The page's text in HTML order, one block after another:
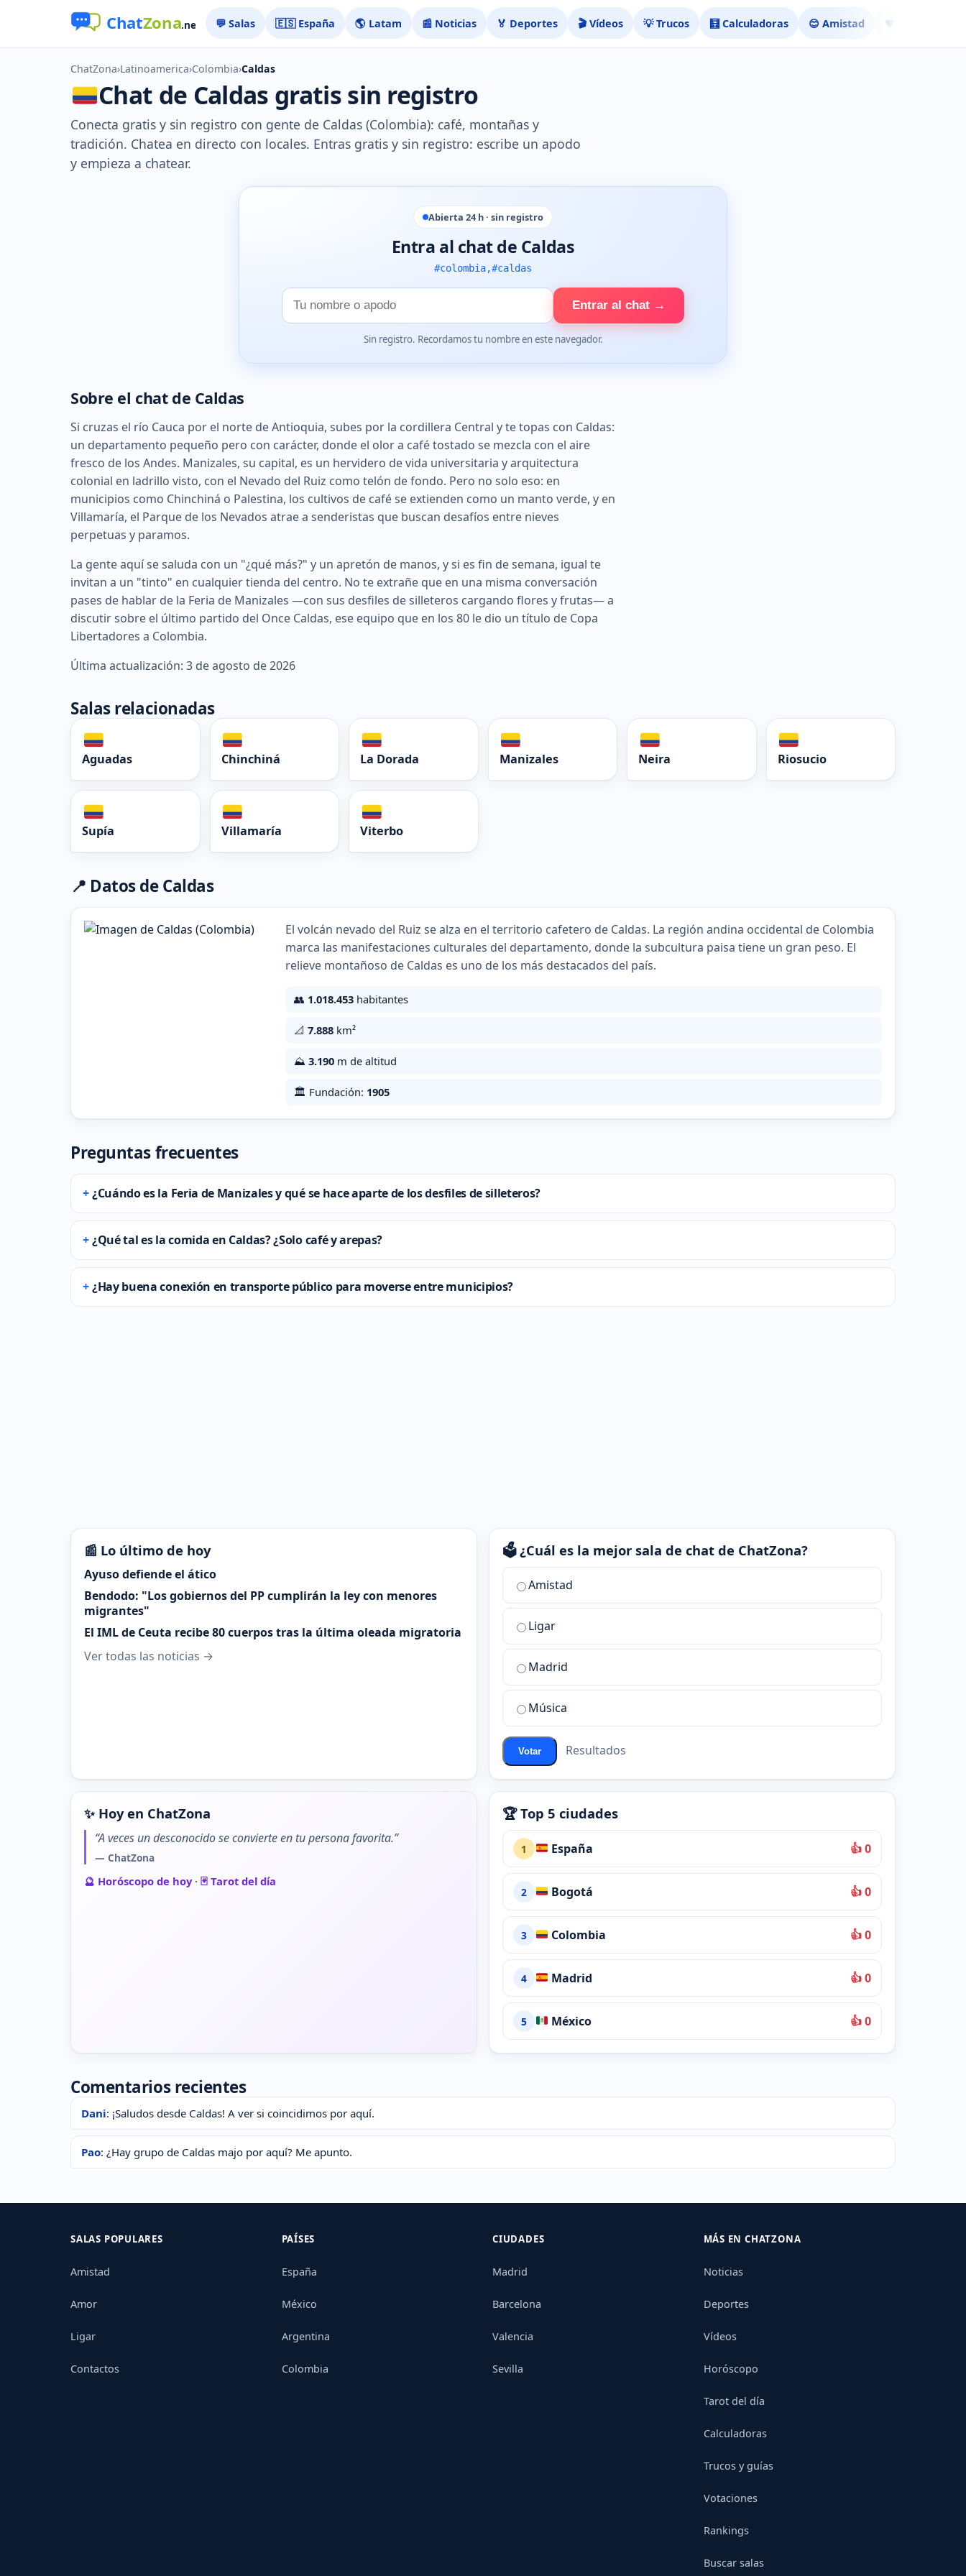
💬 Salas 🇪🇸 España 🌎 Latam 📰 Noticias 🏅 Deportes 🎬 Vídeos 💡 Trucos 🧮 Calculadoras 😊 Amistad ❤️ Ligar
ChatZona›Latinoamerica›Colombia›Caldas
Chat de Caldas gratis sin registro
Conecta gratis y sin registro con gente de Caldas (Colombia): café, montañas y
tradición. Chatea en directo con locales. Entras gratis y sin registro: escribe un apodo
y empieza a chatear.
Abierta 24 h · sin registro
Entra al chat de Caldas
#colombia,#caldas
Tu
nombre
Entrar al chat →
Sin registro. Recordamos tu nombre en este navegador.
Sobre el chat de Caldas
Si cruzas el río Cauca por el norte de Antioquia, subes por la cordillera Central y te topas con Caldas:
un departamento pequeño pero con carácter, donde el olor a café tostado se mezcla con el aire
fresco de los Andes. Manizales, su capital, es un hervidero de vida universitaria y arquitectura
colonial en ladrillo visto, con el Nevado del Ruiz como telón de fondo. Pero no solo eso: en
municipios como Chinchiná o Palestina, los cultivos de café se extienden como un manto verde, y en
Villamaría, el Parque de los Nevados atrae a senderistas que buscan desafíos entre nieves
perpetuas y paramos.
La gente aquí se saluda con un "¿qué más?" y un apretón de manos, y si es fin de semana, igual te
invitan a un "tinto" en cualquier tienda del centro. No te extrañe que en una misma conversación
pases de hablar de la Feria de Manizales —con sus desfiles de silleteros cargando flores y frutas— a
discutir sobre el último partido del Once Caldas, ese equipo que en los 80 le dio un título de Copa
Libertadores a Colombia.
Última actualización: 3 de agosto de 2026
Salas relacionadas
Aguadas Chinchiná La Dorada Manizales Neira Riosucio
Supía Villamaría Viterbo
📍 Datos de Caldas
El volcán nevado del Ruiz se alza en el territorio cafetero de Caldas. La región andina occidental de Colombia
marca las manifestaciones culturales del departamento, donde la subcultura paisa tiene un gran peso. El
relieve montañoso de Caldas es uno de los más destacados del país.
👥 1.018.453 habitantes
📐 7.888 km²
⛰️ 3.190 m de altitud
🏛️ Fundación: 1905
Preguntas frecuentes
¿Cuándo es la Feria de Manizales y qué se hace aparte de los desfiles de silleteros?
¿Qué tal es la comida en Caldas? ¿Solo café y arepas?
¿Hay buena conexión en transporte público para moverse entre municipios?
📰 Lo último de hoy
Ayuso defiende el ático
Bendodo: "Los gobiernos del PP cumplirán la ley con menores
migrantes"
El IML de Ceuta recibe 80 cuerpos tras la última oleada migratoria
Ver todas las noticias →
🗳️ ¿Cuál es la mejor sala de chat de ChatZona?
¿Cuál
la
mejor
sala
chat
ChatZona?
Amistad
Ligar
Madrid
Música
Votar Resultados
✨ Hoy en ChatZona
“A veces un desconocido se convierte en tu persona favorita.”
— ChatZona
🔮 Horóscopo de hoy· 🃏 Tarot del día
🏆 Top 5 ciudades
1 España 👍 0
2 Bogotá 👍 0
3 Colombia 👍 0
4 Madrid 👍 0
5 México 👍 0
Comentarios recientes
Dani: ¡Saludos desde Caldas! A ver si coincidimos por aquí.
Pao: ¿Hay grupo de Caldas majo por aquí? Me apunto.
SALAS POPULARES
Amistad
Amor
Ligar
Contactos
PAÍSES
España
México
Argentina
Colombia
CIUDADES
Madrid
Barcelona
Valencia
Sevilla
MÁS EN CHATZONA
Noticias
Deportes
Vídeos
Horóscopo
Tarot del día
Calculadoras
Trucos y guías
Votaciones
Rankings
Buscar salas